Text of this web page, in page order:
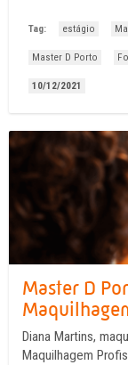
Tag: estágio
Master D Porto
10/12/2021
Master D
Diana Martins,
Maquilhagem